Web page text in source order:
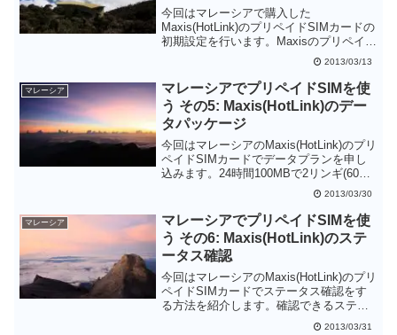
今回はマレーシアで購入した
Maxis(HotLink)のプリペイドSIMカードの
初期設定を行います。Maxisのプリペイド
SIMカードは初期残高がゼロなのでまず
トップアップをする必要があります。
2013/03/13
マレーシア
マレーシアでプリペイドSIMを使
う その5: Maxis(HotLink)のデー
タパッケージ
今回はマレーシアのMaxis(HotLink)のプリ
ペイドSIMカードでデータプランを申し
込みます。24時間100MBで2リンギ(60～
2013/03/30
マレーシア
マレーシアでプリペイドSIMを使
う その6: Maxis(HotLink)のステ
ータス確認
今回はマレーシアのMaxis(HotLink)のプリ
ペイドSIMカードでステータス確認をす
る方法を紹介します。確認できるステー
タスは残高とデータ通信量です。2013/03/31